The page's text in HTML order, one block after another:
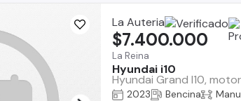
La Auteria
La Reina
Hyundai i10
Hyundai Grand I10,
$7.400.000
2023 Bencina